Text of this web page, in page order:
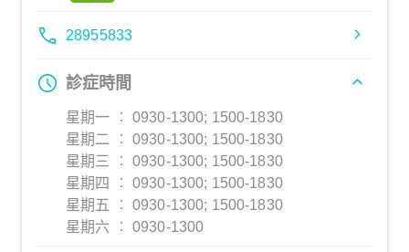
28955833
診症時間
星期一 ︰ 0930-1300; 1500-1830
星期二 ︰ 0930-1300; 1500-1830
星期三 ︰ 0930-1300; 1500-1830
星期四 ︰ 0930-1300; 1500-1830
星期五 ︰ 0930-1300; 1500-1830
星期六 ︰ 0930-1300